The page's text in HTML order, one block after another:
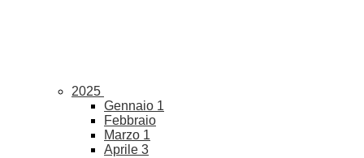
2025
Gennaio 1
Febbraio
Marzo 1
Aprile 3